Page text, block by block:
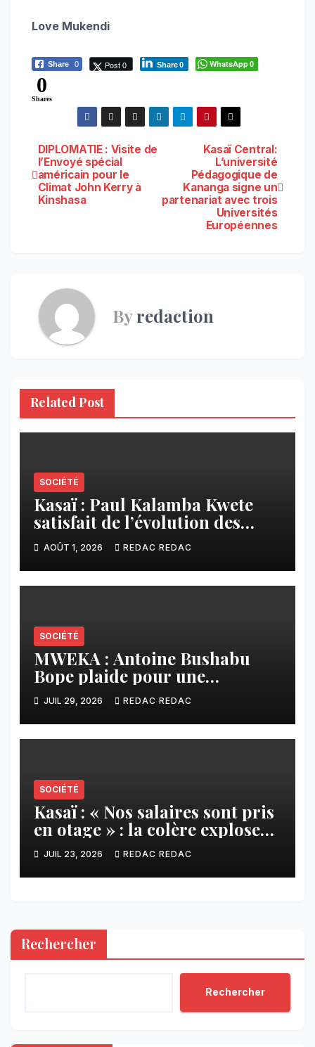
Love Mukendi
Share 0 Post 0 Share0 WhatsApp0
0
Shares
Navigation
de
Kasaï Central:
L’université
Pédagogique de
Kananga signe un
partenariat avec trois
Universités
Européennes
DIPLOMATIE : Visite de
l’Envoyé spécial
américain pour le
Climat John Kerry à
Kinshasa
Byredaction
Related Post
SOCIÉTÉ
Kasaï : Paul Kalamba Kwete
satisfait de l’évolution des
travaux routiers exécutés par
SAFRIMEX
AOÛT 1, 2026 REDAC REDAC
SOCIÉTÉ
MWEKA : Antoine Bushabu
Bope plaide pour une
meilleure prise en compte des
communautés locales dans la
réforme sur le crédit carbone.
JUIL 29, 2026 REDAC REDAC
SOCIÉTÉ
Kasaï : « Nos salaires sont pris
en otage » : la colère explose
contre ADVANS Banque à
Tshikapa
JUIL 23, 2026 REDAC REDAC
Rechercher
Rechercher